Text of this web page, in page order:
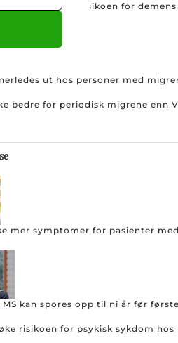
øker risikoen for
ut hos personer med
bedre for periodisk migrene enn
mer symptomer for pasienter med
kan spores opp til ni år før
risikoen for psykisk sykdom hos